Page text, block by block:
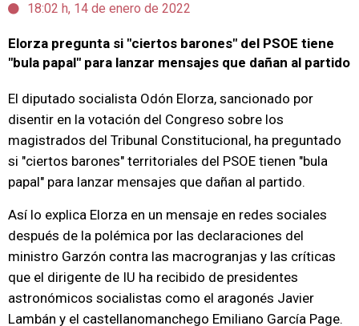
18:02 h, 14 de enero de 2022
Elorza pregunta si "ciertos barones" del PSOE tiene
"bula papal" para lanzar mensajes que dañan al partido
El diputado socialista Odón Elorza, sancionado por
disentir en la votación del Congreso sobre los
magistrados del Tribunal Constitucional, ha preguntado
si "ciertos barones" territoriales del PSOE tienen "bula
papal" para lanzar mensajes que dañan al partido.
Así lo explica Elorza en un mensaje en redes sociales
después de la polémica por las declaraciones del
ministro Garzón contra las macrogranjas y las críticas
que el dirigente de IU ha recibido de presidentes
astronómicos socialistas como el aragonés Javier
Lambán y el castellanomanchego Emiliano García Page.